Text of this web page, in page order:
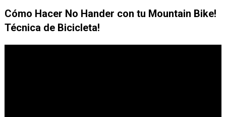
Cómo Hacer No Hander con tu Mountain Bike!
Técnica de Bicicleta!